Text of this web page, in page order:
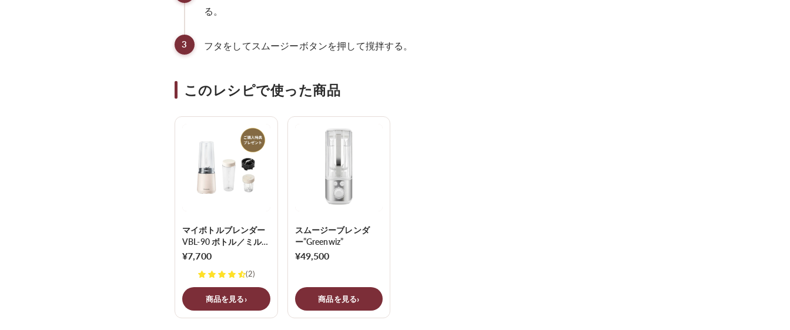
る。
3 フタをしてスムージーボタンを押して撹拌する。
このレシピで使った商品
マイボトルブレンダー
VBL-90 ボトル／ミルセ
ット
¥7,700
商品を見る
スムージーブレンダ
ー”Greenwiz”
¥49,500
商品を見る